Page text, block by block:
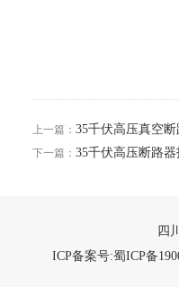
上一篇： 35千伏高压真空
下一篇： 35千伏高压断路
四
ICP备案号:蜀ICP备